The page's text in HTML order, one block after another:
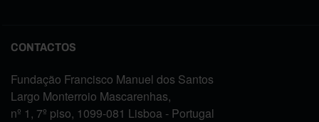
CONTACTOS
Fundação Francisco Manuel dos Santos
Largo Monterroio Mascarenhas,
nº 1, 7º piso, 1099-081 Lisboa - Portugal